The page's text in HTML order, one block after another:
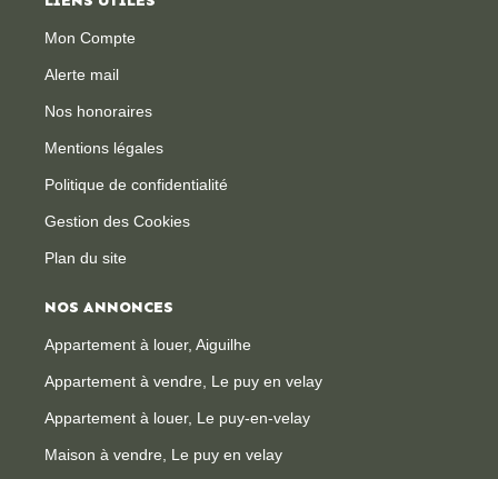
Mon Compte
Alerte mail
Nos honoraires
Mentions légales
Politique de confidentialité
Gestion des Cookies
Plan du site
NOS ANNONCES
Appartement à louer, Aiguilhe
Appartement à vendre, Le puy en velay
Appartement à louer, Le puy-en-velay
Maison à vendre, Le puy en velay